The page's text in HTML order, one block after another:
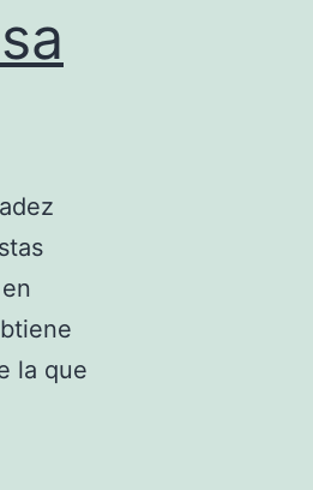
la que